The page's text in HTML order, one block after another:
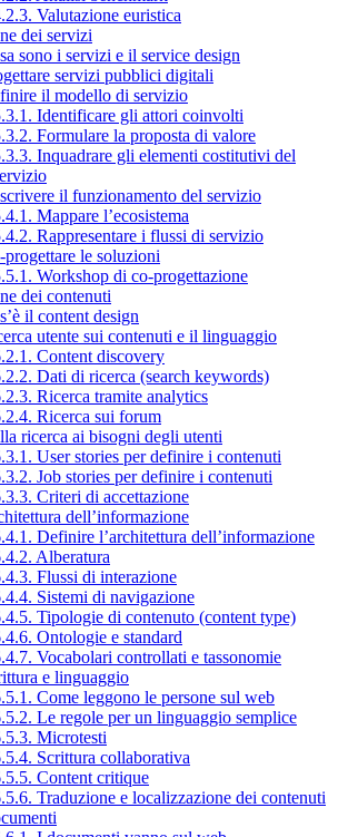
Valutazione euristica
dei servizi
sono i servizi e il service design
servizi pubblici digitali
il modello di servizio
Identificare gli attori coinvolti
Formulare la proposta di valore
Inquadrare gli elementi costitutivi del
il funzionamento del servizio
Mappare l’ecosistema
Rappresentare i flussi di servizio
progettare le soluzioni
Workshop di co-progettazione
dei contenuti
il content design
utente sui contenuti e il linguaggio
Content discovery
Dati di ricerca (search keywords)
Ricerca tramite analytics
Ricerca sui forum
ricerca ai bisogni degli utenti
User stories per definire i contenuti
Job stories per definire i contenuti
Criteri di accettazione
dell’informazione
Definire l’architettura dell’informazione
Alberatura
Flussi di interazione
Sistemi di navigazione
Tipologie di contenuto (content type)
Ontologie e standard
Vocabolari controllati e tassonomie
e linguaggio
Come leggono le persone sul web
Le regole per un linguaggio semplice
Microtesti
Scrittura collaborativa
Content critique
Traduzione e localizzazione dei contenuti